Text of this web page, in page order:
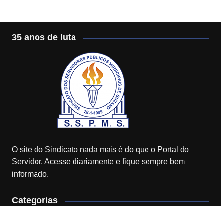
35 anos de luta
O site do Sindicato nada mais é do que o Portal do
Servidor. Acesse diariamente e fique sempre bem
informado.
Categorias